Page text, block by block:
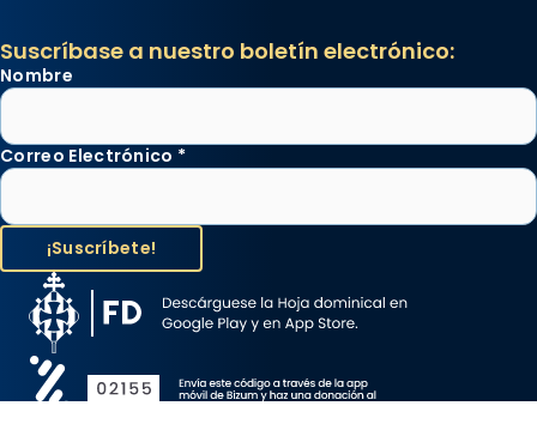
Suscríbase a nuestro boletín electrónico:
Nombre
Correo Electrónico *